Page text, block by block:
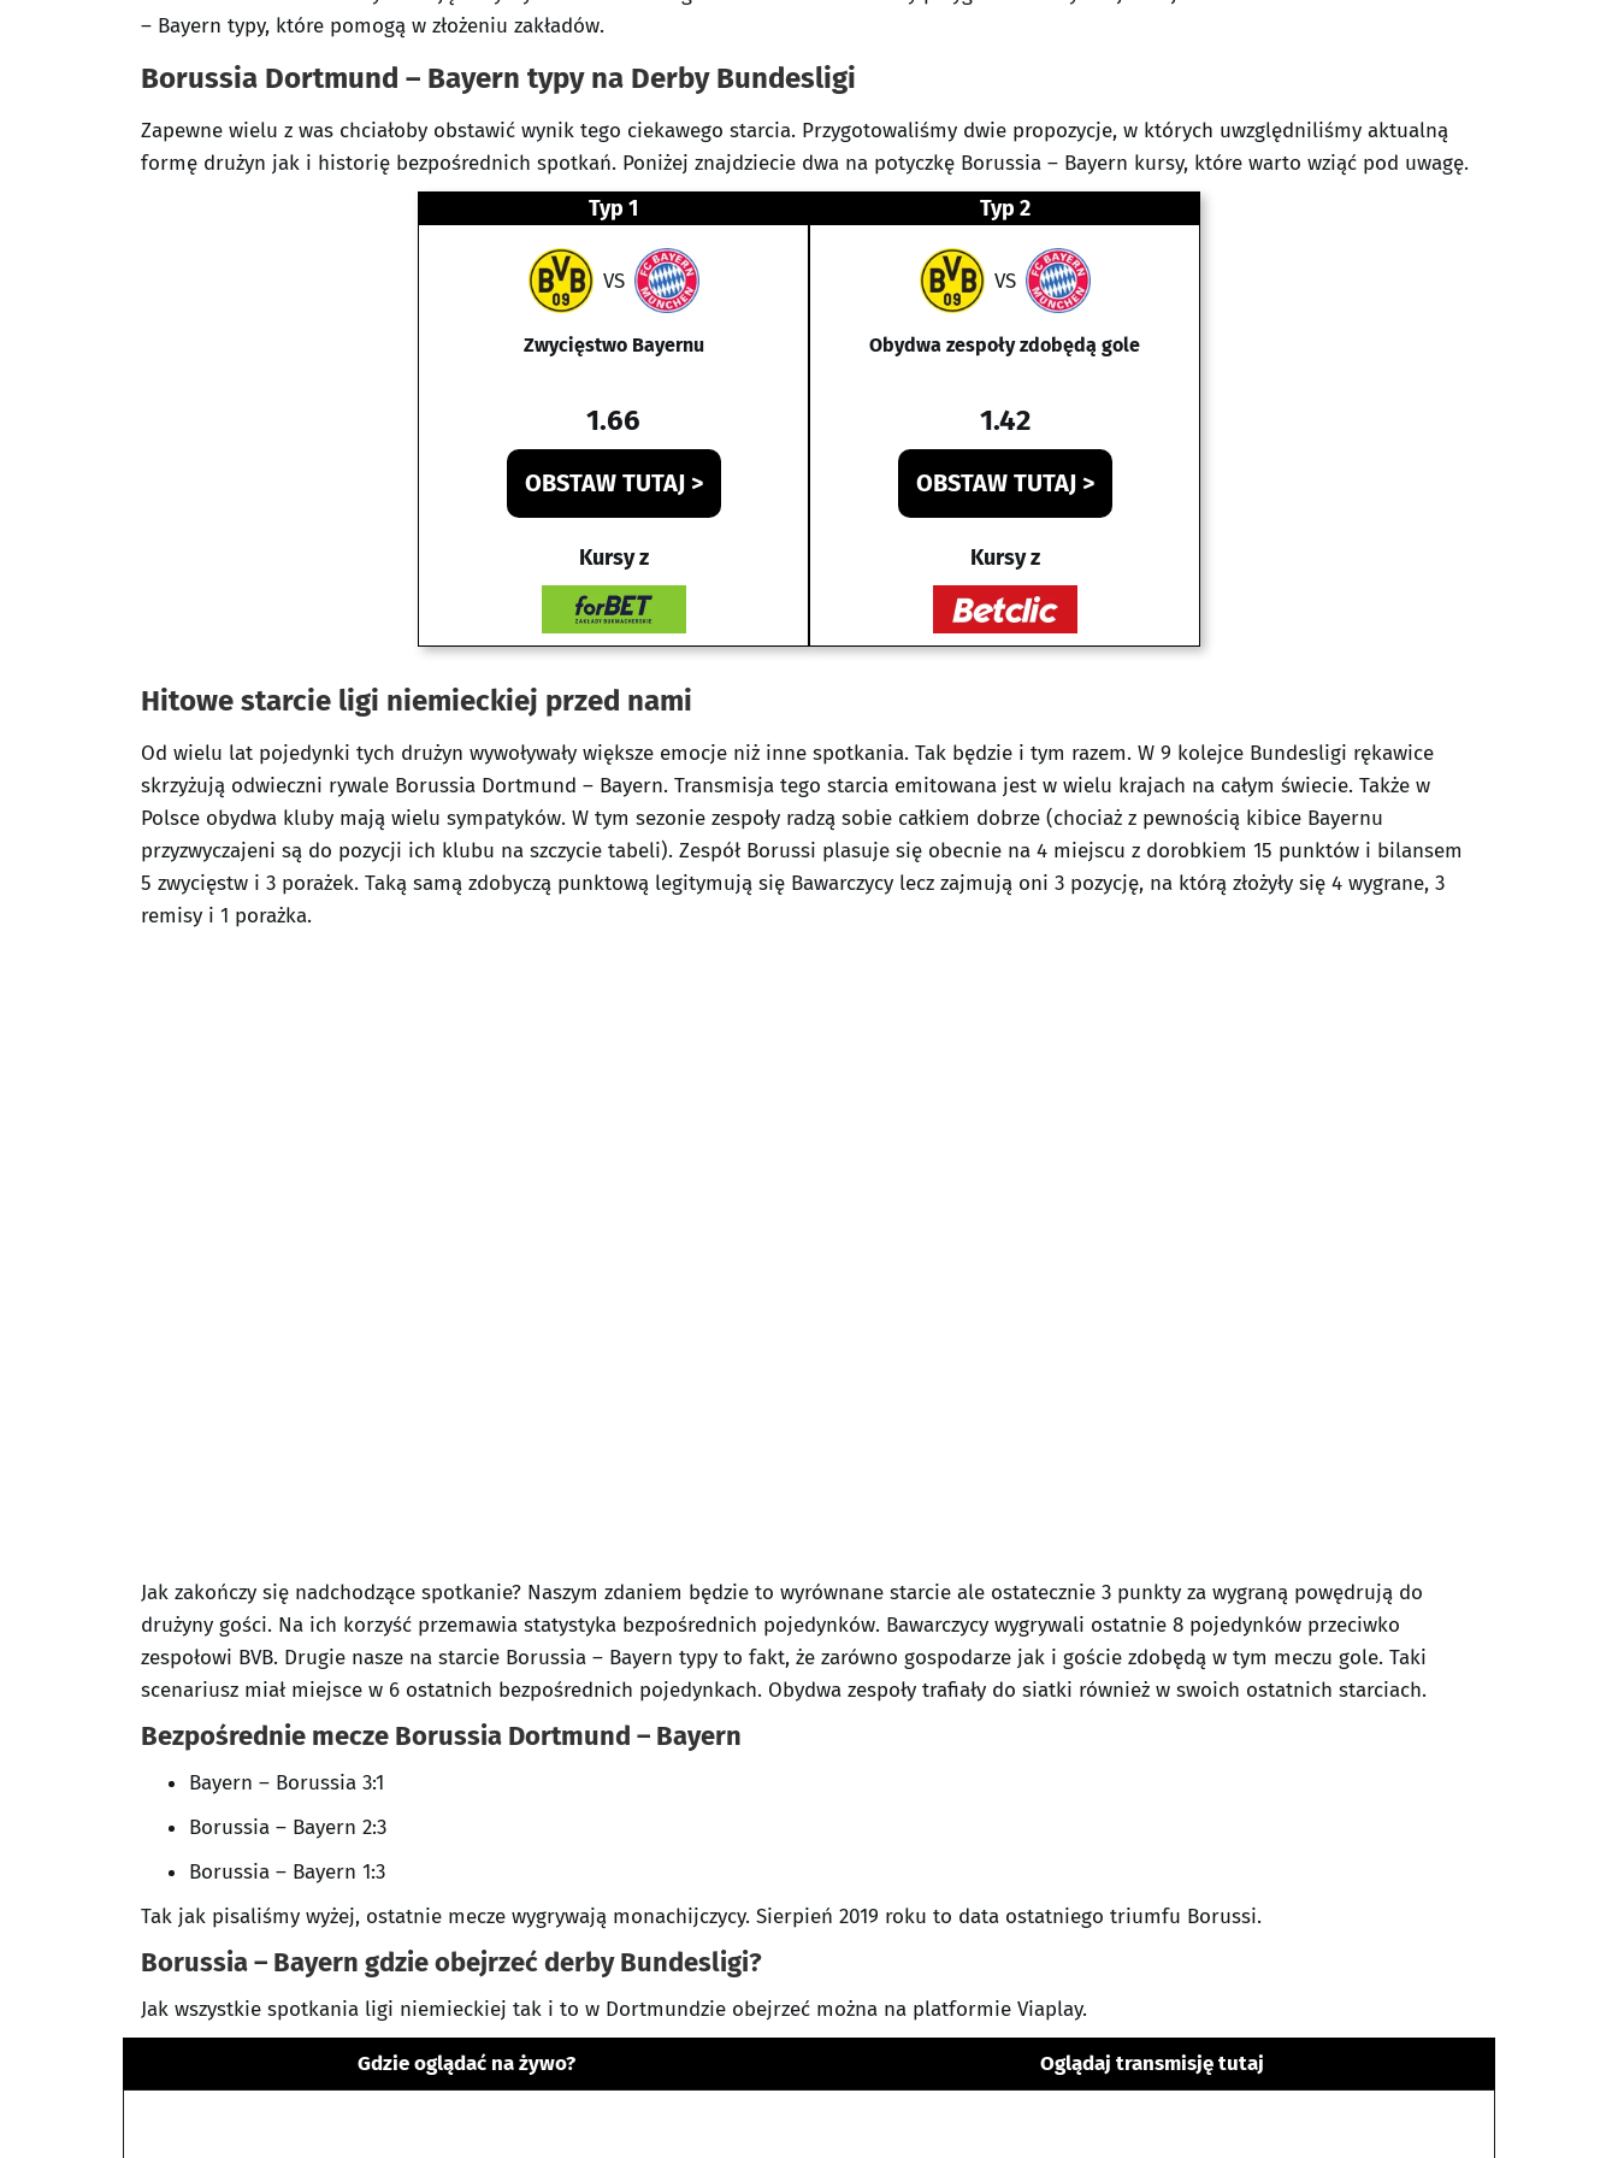
– Bayern typy, które pomogą w złożeniu zakładów.
Borussia Dortmund – Bayern typy na Derby Bundesligi
Zapewne wielu z was chciałoby obstawić wynik tego ciekawego starcia. Przygotowaliśmy dwie propozycje, w których uwzględniliśmy aktualną
formę drużyn jak i historię bezpośrednich spotkań. Poniżej znajdziecie dwa na potyczkę Borussia – Bayern kursy, które warto wziąć pod uwagę.
Typ 1
VS
Zwycięstwo Bayernu
1.66
OBSTAW TUTAJ >
Kursy z
Typ 2
VS
Obydwa zespoły zdobędą gole
1.42
OBSTAW TUTAJ >
Kursy z
Hitowe starcie ligi niemieckiej przed nami
Od wielu lat pojedynki tych drużyn wywoływały większe emocje niż inne spotkania. Tak będzie i tym razem. W 9 kolejce Bundesligi rękawice
skrzyżują odwieczni rywale Borussia Dortmund – Bayern. Transmisja tego starcia emitowana jest w wielu krajach na całym świecie. Także w
Polsce obydwa kluby mają wielu sympatyków. W tym sezonie zespoły radzą sobie całkiem dobrze (chociaż z pewnością kibice Bayernu
przyzwyczajeni są do pozycji ich klubu na szczycie tabeli). Zespół Borussi plasuje się obecnie na 4 miejscu z dorobkiem 15 punktów i bilansem
5 zwycięstw i 3 porażek. Taką samą zdobyczą punktową legitymują się Bawarczycy lecz zajmują oni 3 pozycję, na którą złożyły się 4 wygrane, 3
remisy i 1 porażka.
Jak zakończy się nadchodzące spotkanie? Naszym zdaniem będzie to wyrównane starcie ale ostatecznie 3 punkty za wygraną powędrują do
drużyny gości. Na ich korzyść przemawia statystyka bezpośrednich pojedynków. Bawarczycy wygrywali ostatnie 8 pojedynków przeciwko
zespołowi BVB. Drugie nasze na starcie Borussia – Bayern typy to fakt, że zarówno gospodarze jak i goście zdobędą w tym meczu gole. Taki
scenariusz miał miejsce w 6 ostatnich bezpośrednich pojedynkach. Obydwa zespoły trafiały do siatki również w swoich ostatnich starciach.
Bezpośrednie mecze Borussia Dortmund – Bayern
Bayern – Borussia 3:1
Borussia – Bayern 2:3
Borussia – Bayern 1:3
Tak jak pisaliśmy wyżej, ostatnie mecze wygrywają monachijczycy. Sierpień 2019 roku to data ostatniego triumfu Borussi.
Borussia – Bayern gdzie obejrzeć derby Bundesligi?
Jak wszystkie spotkania ligi niemieckiej tak i to w Dortmundzie obejrzeć można na platformie Viaplay.
Gdzie oglądać na żywo? Oglądaj transmisję tutaj